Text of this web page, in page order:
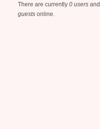
There are currently 0 users and
guests online.